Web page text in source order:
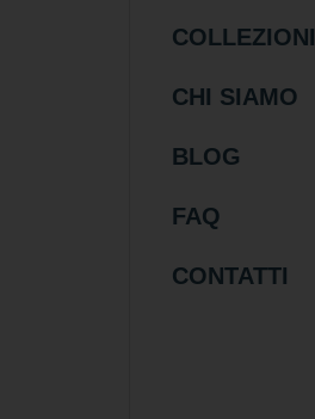
COLLEZIONI
CHI SIAMO
BLOG
FAQ
CONTATTI